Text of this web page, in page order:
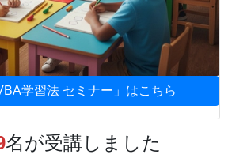
学習法 セミナー」はこちら
名が受講しました